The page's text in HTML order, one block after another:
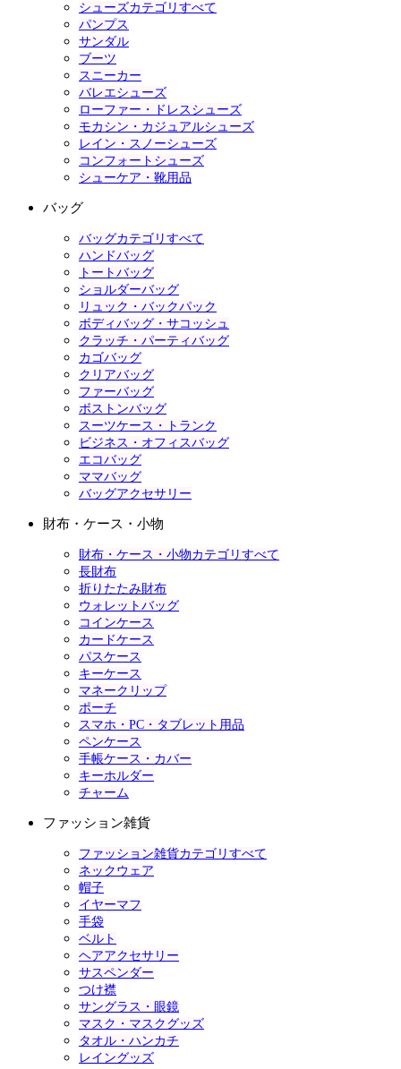
シューズカテゴリすべて
パンプス
サンダル
ブーツ
スニーカー
バレエシューズ
ローファー・ドレスシューズ
モカシン・カジュアルシューズ
レイン・スノーシューズ
コンフォートシューズ
シューケア・靴用品
バッグ
バッグカテゴリすべて
ハンドバッグ
トートバッグ
ショルダーバッグ
リュック・バックパック
ボディバッグ・サコッシュ
クラッチ・パーティバッグ
カゴバッグ
クリアバッグ
ファーバッグ
ボストンバッグ
スーツケース・トランク
ビジネス・オフィスバッグ
エコバッグ
ママバッグ
バッグアクセサリー
財布・ケース・小物
財布・ケース・小物カテゴリすべて
長財布
折りたたみ財布
ウォレットバッグ
コインケース
カードケース
パスケース
キーケース
マネークリップ
ポーチ
スマホ・PC・タブレット用品
ペンケース
手帳ケース・カバー
キーホルダー
チャーム
ファッション雑貨
ファッション雑貨カテゴリすべて
ネックウェア
帽子
イヤーマフ
手袋
ベルト
ヘアアクセサリー
サスペンダー
つけ襟
サングラス・眼鏡
マスク・マスクグッズ
タオル・ハンカチ
レイングッズ